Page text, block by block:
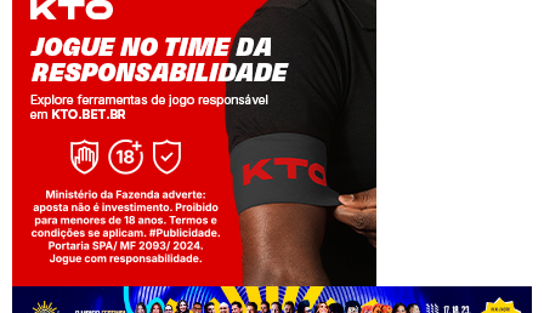
Jogue com responsabilidade. 18+